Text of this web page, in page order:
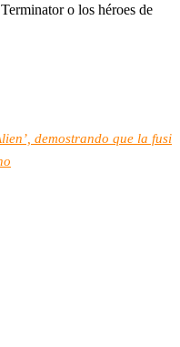
o los héroes de
demostrando que la fusi